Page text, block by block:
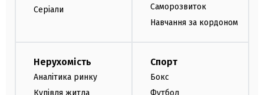
Серіали
Саморозвиток
Навчання за кордоном
Нерухомість
Аналітика ринку
Купівля житла
Спорт
Бокс
Футбол